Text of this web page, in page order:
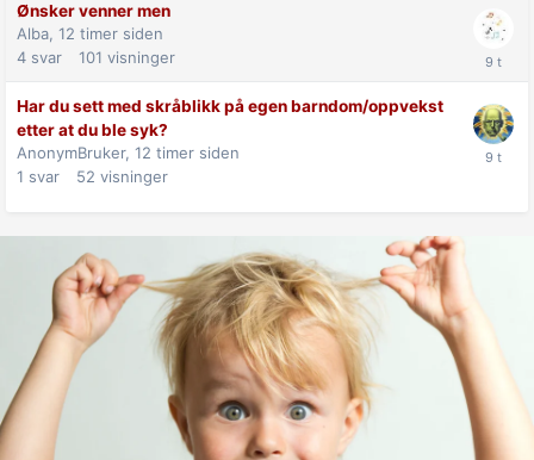
Ønsker venner men
Alba, 12 timer siden
4 svar 101 visninger
Har du sett med skråblikk på egen barndom/oppvekst
etter at du ble syk?
AnonymBruker, 12 timer siden
1 svar 52 visninger